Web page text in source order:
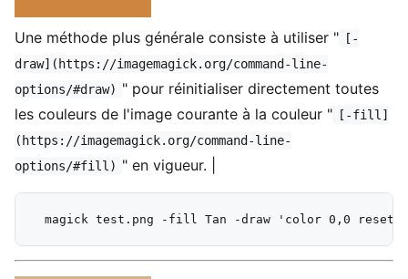
Une méthode plus générale consiste à utiliser "
[-
draw](https://imagemagick.org/command-line-
options/#draw) " pour réinitialiser directement toutes
les couleurs de l'image courante à la couleur "
[-fill]
(https://imagemagick.org/command-line-
options/#fill) " en vigueur. |